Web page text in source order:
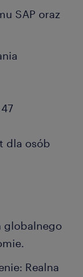
SAP oraz
dla osób
globalnego
Realna